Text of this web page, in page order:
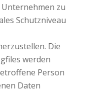
zu
Schutzniveau
Die
werden
Person
Daten